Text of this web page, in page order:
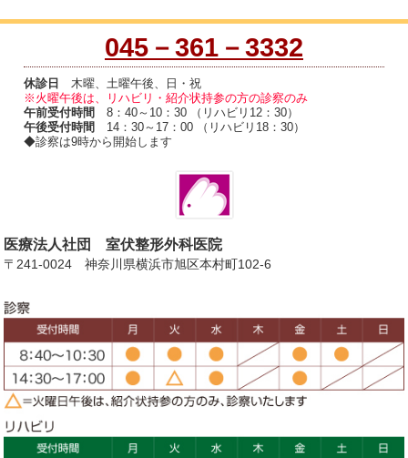
045－361－3332
休診日
木曜、土曜午後、日・祝
※火曜午後は、リハビリ・紹介状持参の方の診察のみ
午前受付時間
8：40～10：30 （リハビリ12：30）
午後受付時間
14：30～17：00 （リハビリ18：30）
◆診察は9時から開始します
医療法人社団 室伏整形外科医院
〒241-0024 神奈川県横浜市旭区本村町102-6